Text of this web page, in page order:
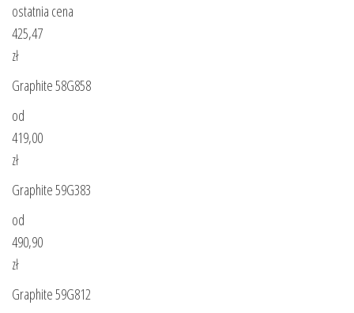
ostatnia cena
425,47
zł
Graphite 58G858
od
419,00
zł
Graphite 59G383
od
490,90
zł
Graphite 59G812